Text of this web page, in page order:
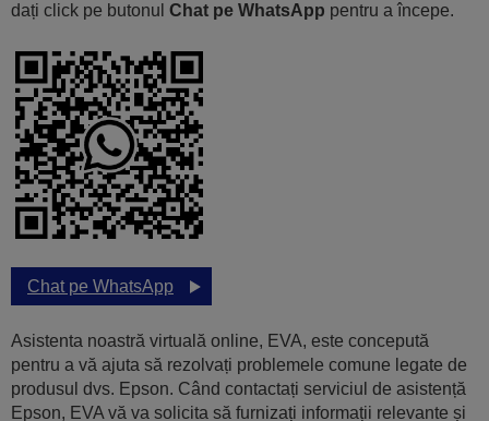
dați click pe butonul Chat pe WhatsApp pentru a începe.
Chat pe WhatsApp
Asistenta noastră virtuală online, EVA, este concepută
pentru a vă ajuta să rezolvați problemele comune legate de
produsul dvs. Epson. Când contactați serviciul de asistență
Epson, EVA vă va solicita să furnizați informații relevante și